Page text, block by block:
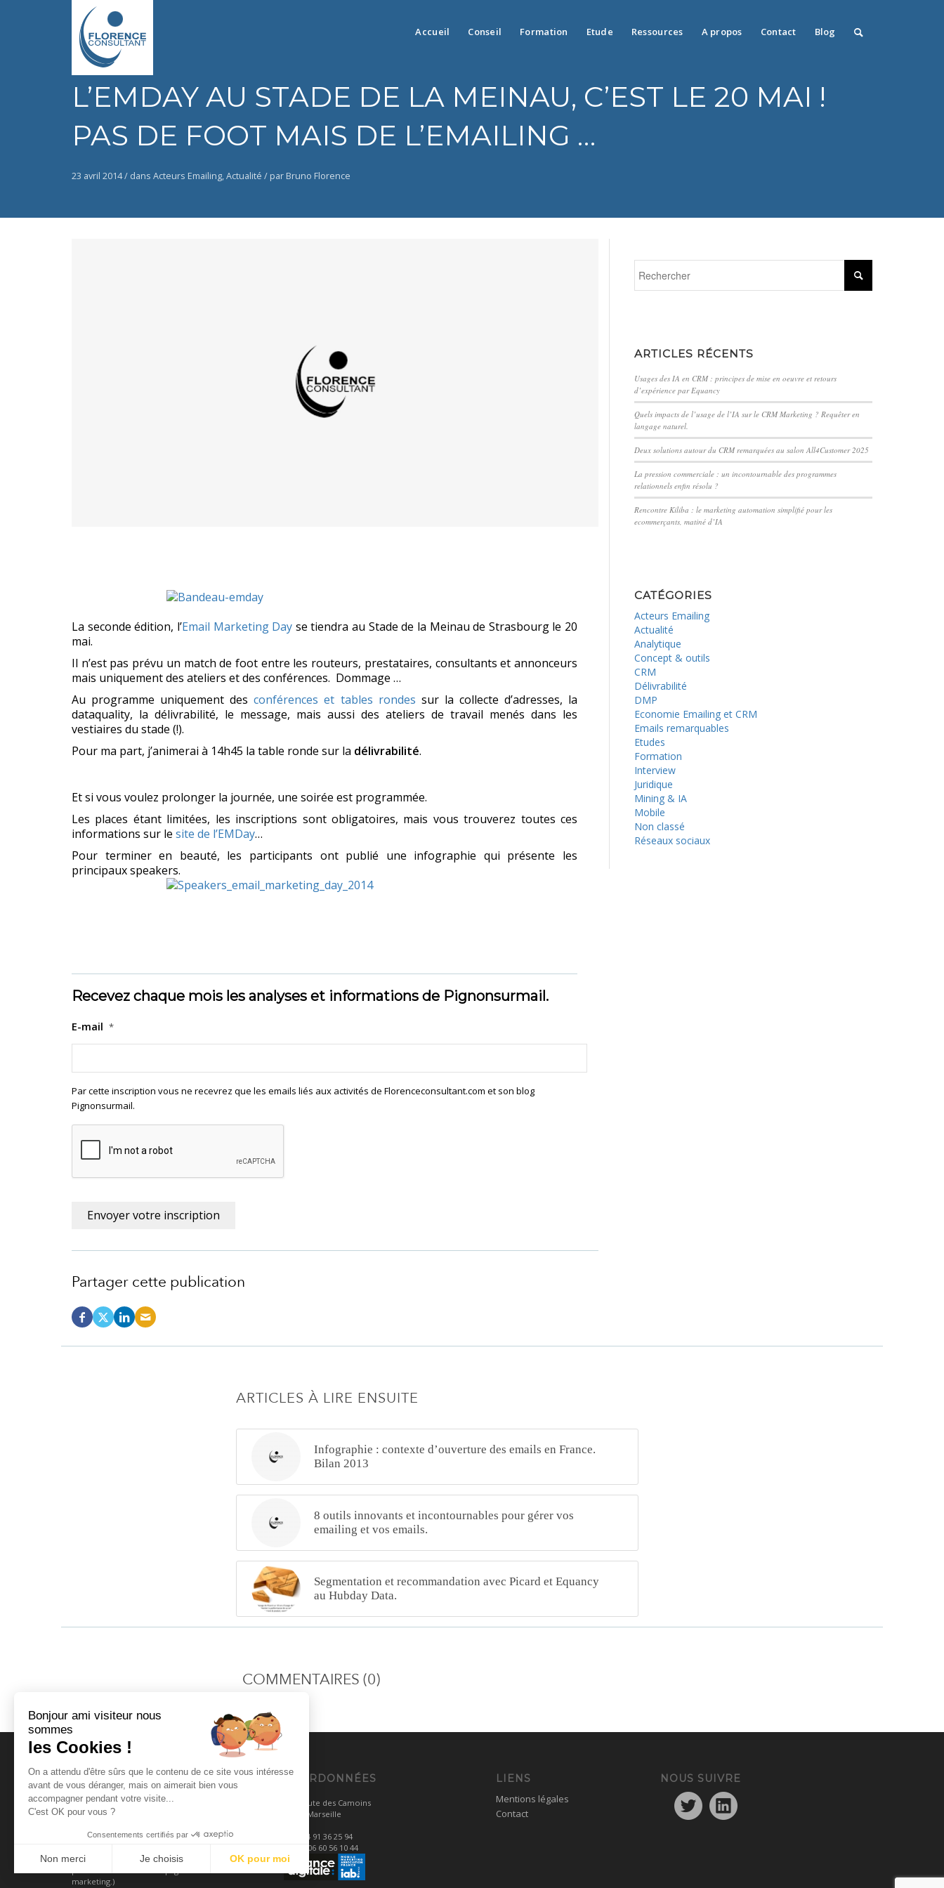
Accueil Conseil Formation Etude Ressources A propos Contact Blog
L’EMDAY AU STADE DE LA MEINAU, C’EST LE 20 MAI !
PAS DE FOOT MAIS DE L’EMAILING …
23 avril 2014 / dans Acteurs Emailing,Actualité / par Bruno Florence
La seconde édition, l’Email Marketing Day se tiendra au Stade de la Meinau de Strasbourg le 20
mai.
Il n’est pas prévu un match de foot entre les routeurs, prestataires, consultants et annonceurs
mais uniquement des ateliers et des conférences. Dommage …
Au programme uniquement desconférences et tables rondes sur la collecte d’adresses, la
dataquality, la délivrabilité, le message, mais aussi des ateliers de travail menés dans les
vestiaires du stade (!).
Pour ma part, j’animerai à 14h45 la table ronde sur la délivrabilité.
Et si vous voulez prolonger la journée, une soirée est programmée.
Les places étant limitées, les inscriptions sont obligatoires, mais vous trouverez toutes ces
informations sur le site de l’EMDay…
Pour terminer en beauté, les participants ont publié une infographie qui présente les
principaux speakers.
Recevez chaque mois les analyses et informations de Pignonsurmail.
E-mail *
Par cette inscription vous ne recevrez que les emails liés aux activités de Florenceconsultant.com et son blog
Pignonsurmail.
Partager cette publication
ARTICLES RÉCENTS
Usages des IA en CRM : principes de mise en oeuvre et retours
d’expérience par Equancy
Quels impacts de l’usage de l’IA sur le CRM Marketing ? Requêter en
langage naturel.
Deux solutions autour du CRM remarquées au salon All4Customer 2025
La pression commerciale : un incontournable des programmes
relationnels enfin résolu ?
Rencontre Kiliba : le marketing automation simplifié pour les
ecommerçants, matiné d’IA
CATÉGORIES
Acteurs Emailing
Actualité
Analytique
Concept & outils
CRM
Délivrabilité
DMP
Economie Emailing et CRM
Emails remarquables
Etudes
Formation
Interview
Juridique
Mining & IA
Mobile
Non classé
Réseaux sociaux
ARTICLES À LIRE ENSUITE
Infographie : contexte d’ouverture des emails en France.
Bilan 2013
8 outils innovants et incontournables pour gérer vos
emailing et vos emails.
Segmentation et recommandation avec Picard et Equancy
au Hubday Data.
COMMENTAIRES (0)
FLORENCE CONSULTANT
Florence Consultant vous accompagne
dans votre stratégie d’email marketing
emailing et CRM ainsi que des prestations
Retrouvez aussi nos recommandations
marketing.)
COORDONNÉES
231 route des Camoins
13011 Marseille
04 91 36 25 94
06 60 56 10 44
LIENS
Mentions légales
Contact
NOUS SUIVRE
Bonjour ami visiteur nous
sommes
les Cookies !
On a attendu d'être sûrs que le contenu de ce site vous intéresse
avant de vous déranger, mais on aimerait bien vous
accompagner pendant votre visite...
C'est OK pour vous ?
Consentements certifiés par
Non merci Je choisis OK pour moi
Axeptio consent
Plateforme de Gestion du Consentement : Personnalisez vos Options